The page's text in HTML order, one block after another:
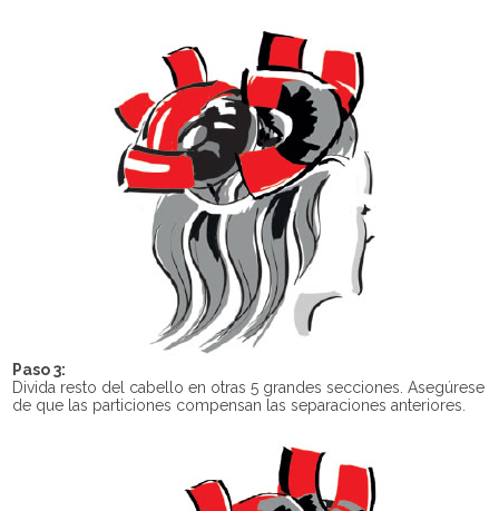
Paso 3:
Divida resto del cabello en otras 5 grandes secciones. Asegúrese
de que las particiones compensan las separaciones anteriores.